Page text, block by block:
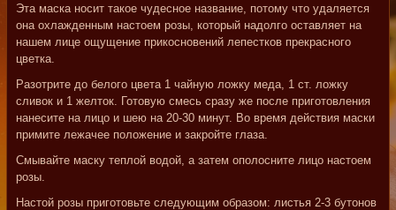
Эта маска носит такое чудесное название, потому что удаляется
она охлажденным настоем розы, который надолго оставляет на
нашем лице ощущение прикосновений лепестков прекрасного
цветка.
Разотрите до белого цвета 1 чайную ложку меда, 1 ст. ложку
сливок и 1 желток. Готовую смесь сразу же после приготовления
нанесите на лицо и шею на 20-30 минут. Во время действия маски
примите лежачее положение и закройте глаза.
Смывайте маску теплой водой, а затем ополосните лицо настоем
розы.
Настой розы приготовьте следующим образом: листья 2-3 бутонов